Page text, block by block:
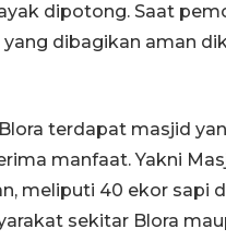
dipotong. Saat
dibagikan aman
terdapat masjid
manfaat. Yakni
meliputi 40 ekor sapi
sekitar Blora